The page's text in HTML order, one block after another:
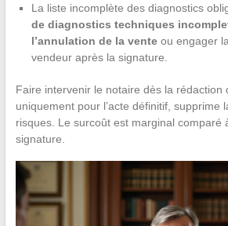
La liste incomplète des diagnostics
de diagnostics techniques
l’annulation de la venteou engager
vendeur après la signature.
Faire intervenir le notaire dès la rédaction
uniquement pour l’acte définitif, supprime
risques. Le surcoût est marginal comparé
signature.